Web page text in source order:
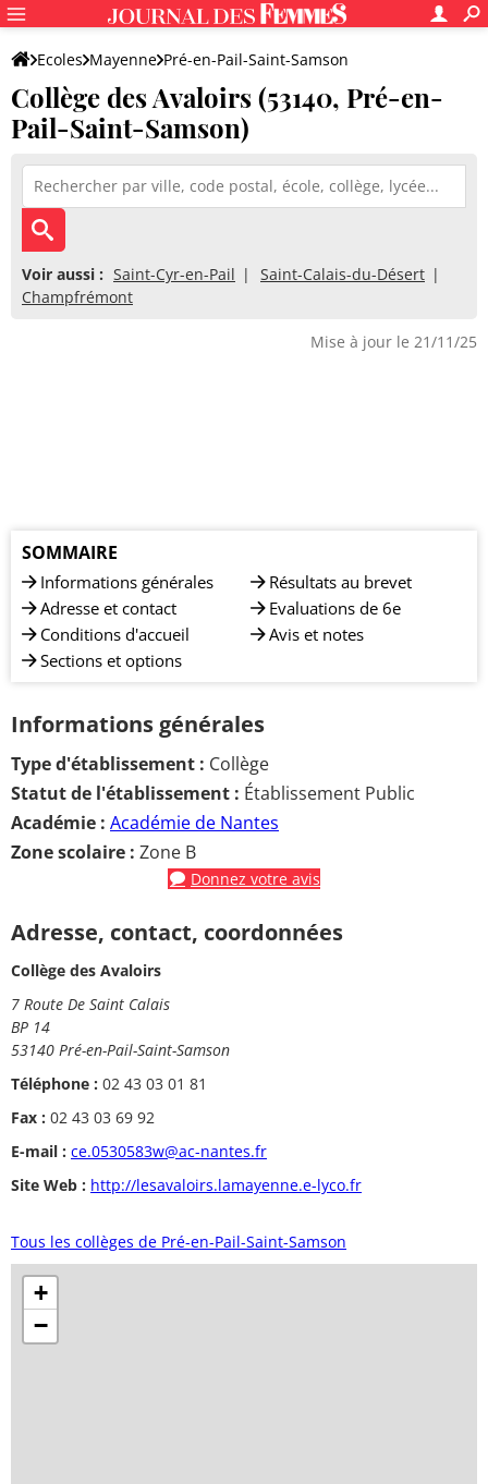
Ecoles Mayenne Pré-en-Pail-Saint-Samson
Collège des Avaloirs
Collège des Avaloirs (53140, Pré-en-
Pail-Saint-Samson)
Voir aussi : Saint-Cyr-en-Pail
Saint-Calais-du-Désert
Champfrémont
Mise à jour le 21/11/25
SOMMAIRE
Informations générales
Adresse et contact
Conditions d'accueil
Sections et options
Résultats au brevet
Evaluations de 6e
Avis et notes
Informations générales
Type d'établissement : Collège
Statut de l'établissement : Établissement Public
Académie : Académie de Nantes
Zone scolaire : Zone B
Donnez votre avis
Adresse, contact, coordonnées
Collège des Avaloirs
7 Route De Saint Calais
BP 14
53140 Pré-en-Pail-Saint-Samson
Téléphone : 02 43 03 01 81
Fax : 02 43 03 69 92
E-mail : ce.0530583w@ac-nantes.fr
Site Web : http://lesavaloirs.lamayenne.e-lyco.fr
Tous les collèges de Pré-en-Pail-Saint-Samson
+
−